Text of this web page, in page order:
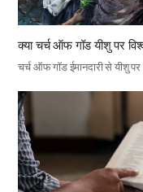
क्या चर्च ऑफ गॉड यीशु पर
चर्च ऑफ गॉड ईमानदारी से यीशु